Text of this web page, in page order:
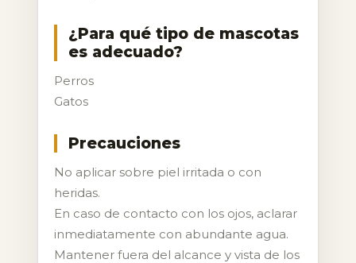
¿Para qué tipo de mascotas
es adecuado?
Perros
Gatos
Precauciones
No aplicar sobre piel irritada o con
heridas.
En caso de contacto con los ojos, aclarar
inmediatamente con abundante agua.
Mantener fuera del alcance y vista de los